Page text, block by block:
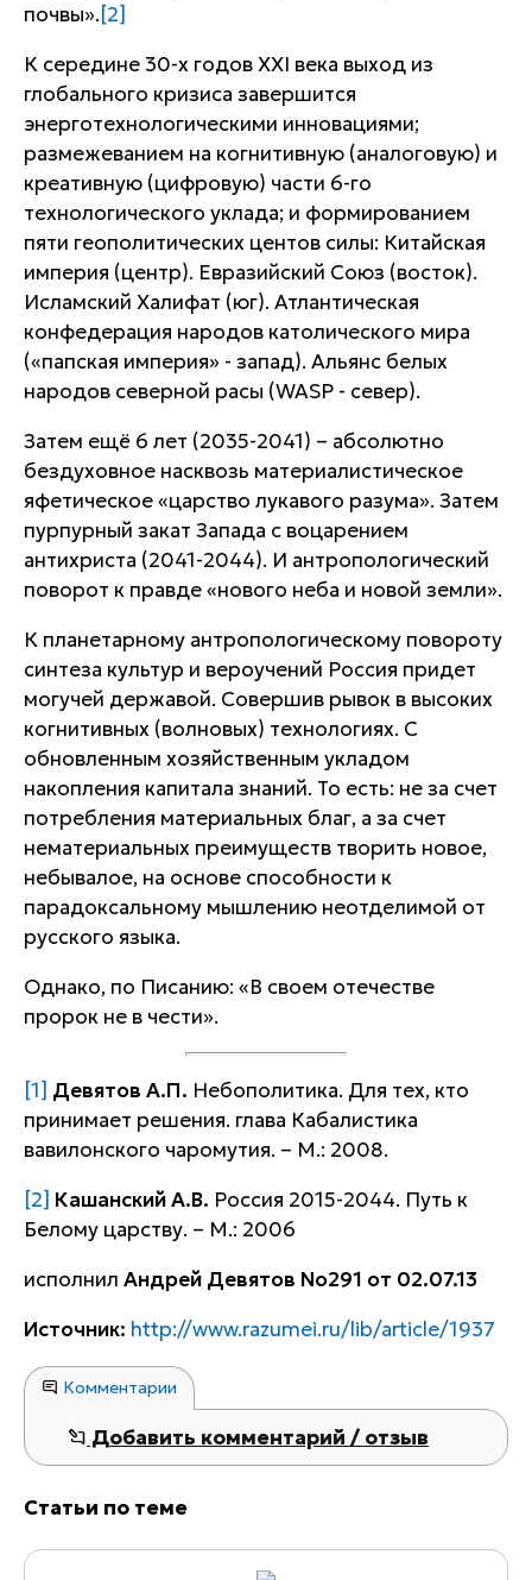
почвы».[2]
К середине 30-х годов XXI века выход из
глобального кризиса завершится
энерготехнологическими инновациями;
размежеванием на когнитивную (аналоговую) и
креативную (цифровую) части 6-го
технологического уклада; и формированием
пяти геополитических центов силы: Китайская
империя (центр). Евразийский Союз (восток).
Исламский Халифат (юг). Атлантическая
конфедерация народов католического мира
(«папская империя» - запад). Альянс белых
народов северной расы (WASP - север).
Затем ещё 6 лет (2035-2041) – абсолютно
бездуховное насквозь материалистическое
яфетическое «царство лукавого разума». Затем
пурпурный закат Запада с воцарением
антихриста (2041-2044). И антропологический
поворот к правде «нового неба и новой земли».
К планетарному антропологическому повороту
синтеза культур и вероучений Россия придет
могучей державой. Совершив рывок в высоких
когнитивных (волновых) технологиях. С
обновленным хозяйственным укладом
накопления капитала знаний. То есть: не за счет
потребления материальных благ, а за счет
нематериальных преимуществ творить новое,
небывалое, на основе способности к
парадоксальному мышлению неотделимой от
русского языка.
Однако, по Писанию: «В своем отечестве
пророк не в чести».
[1] Девятов А.П. Небополитика. Для тех, кто
принимает решения. глава Кабалистика
вавилонского чаромутия. – М.: 2008.
[2] Кашанский А.В. Россия 2015-2044. Путь к
Белому царству. – М.: 2006
исполнил Андрей Девятов No291 от 02.07.13
Источник: http://www.razumei.ru/lib/article/1937
Комментарии
Добавить комментарий / отзыв
Статьи по теме